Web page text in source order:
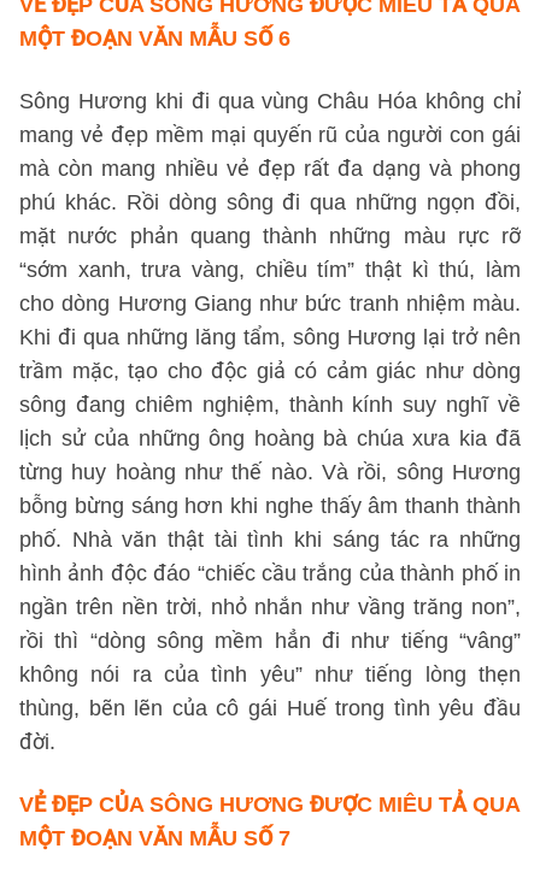
VẺ ĐẸP CỦA SÔNG HƯƠNG ĐƯỢC MIÊU TẢ QUA
MỘT ĐOẠN VĂN MẪU SỐ 6
Sông Hương khi đi qua vùng Châu Hóa không chỉ
mang vẻ đẹp mềm mại quyến rũ của người con gái
mà còn mang nhiều vẻ đẹp rất đa dạng và phong
phú khác. Rồi dòng sông đi qua những ngọn đồi,
mặt nước phản quang thành những màu rực rỡ
“sớm xanh, trưa vàng, chiều tím” thật kì thú, làm
cho dòng Hương Giang như bức tranh nhiệm màu.
Khi đi qua những lăng tẩm, sông Hương lại trở nên
trầm mặc, tạo cho độc giả có cảm giác như dòng
sông đang chiêm nghiệm, thành kính suy nghĩ về
lịch sử của những ông hoàng bà chúa xưa kia đã
từng huy hoàng như thế nào. Và rồi, sông Hương
bỗng bừng sáng hơn khi nghe thấy âm thanh thành
phố. Nhà văn thật tài tình khi sáng tác ra những
hình ảnh độc đáo “chiếc cầu trắng của thành phố in
ngần trên nền trời, nhỏ nhắn như vầng trăng non”,
rồi thì “dòng sông mềm hẳn đi như tiếng “vâng”
không nói ra của tình yêu” như tiếng lòng thẹn
thùng, bẽn lẽn của cô gái Huế trong tình yêu đầu
đời.
VẺ ĐẸP CỦA SÔNG HƯƠNG ĐƯỢC MIÊU TẢ QUA
MỘT ĐOẠN VĂN MẪU SỐ 7